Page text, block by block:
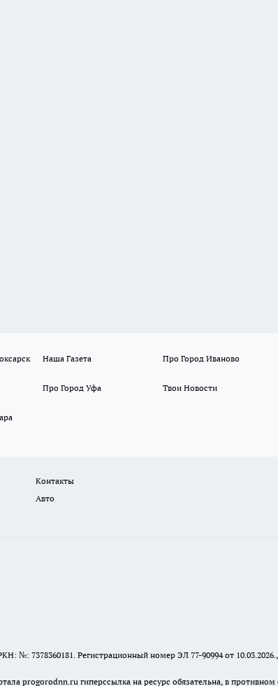
Наша Газета Про Город Иваново
Про Город Уфа Твои Новости
Контакты
Авто
№: 7378360181. Регистрационный номер ЭЛ 77-90994 от
progorodnn.ru гиперссылка на ресурс обязательна, в противном